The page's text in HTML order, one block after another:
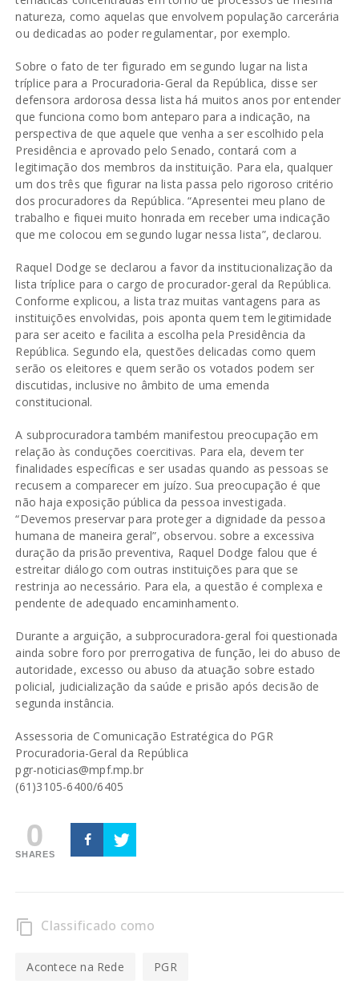
natureza, como aquelas que envolvem população carcerária
ou dedicadas ao poder regulamentar, por exemplo.
Sobre o fato de ter figurado em segundo lugar na lista
tríplice para a Procuradoria-Geral da República, disse ser
defensora ardorosa dessa lista há muitos anos por entender
que funciona como bom anteparo para a indicação, na
perspectiva de que aquele que venha a ser escolhido pela
Presidência e aprovado pelo Senado, contará com a
legitimação dos membros da instituição. Para ela, qualquer
um dos três que figurar na lista passa pelo rigoroso critério
dos procuradores da República. “Apresentei meu plano de
trabalho e fiquei muito honrada em receber uma indicação
que me colocou em segundo lugar nessa lista”, declarou.
Raquel Dodge se declarou a favor da institucionalização da
lista tríplice para o cargo de procurador-geral da República.
Conforme explicou, a lista traz muitas vantagens para as
instituições envolvidas, pois aponta quem tem legitimidade
para ser aceito e facilita a escolha pela Presidência da
República. Segundo ela, questões delicadas como quem
serão os eleitores e quem serão os votados podem ser
discutidas, inclusive no âmbito de uma emenda
constitucional.
A subprocuradora também manifestou preocupação em
relação às conduções coercitivas. Para ela, devem ter
finalidades específicas e ser usadas quando as pessoas se
recusem a comparecer em juízo. Sua preocupação é que
não haja exposição pública da pessoa investigada.
“Devemos preservar para proteger a dignidade da pessoa
humana de maneira geral”, observou. sobre a excessiva
duração da prisão preventiva, Raquel Dodge falou que é
estreitar diálogo com outras instituições para que se
restrinja ao necessário. Para ela, a questão é complexa e
pendente de adequado encaminhamento.
Durante a arguição, a subprocuradora-geral foi questionada
ainda sobre foro por prerrogativa de função, lei do abuso de
autoridade, excesso ou abuso da atuação sobre estado
policial, judicialização da saúde e prisão após decisão de
segunda instância.
Assessoria de Comunicação Estratégica do PGR
Procuradoria-Geral da República
pgr-noticias@mpf.mp.br
(61)3105-6400/6405
0
SHARES
content_copy Classificado como
Acontece na Rede PGR